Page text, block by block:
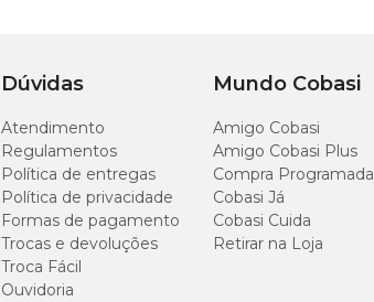
Tradicional
Indicada para maior controle durante o passeio
Dúvidas
Atendimento
Regulamentos
Política de entregas
Política de privacidade
Formas de pagamento
Trocas e devoluções
Troca Fácil
Ouvidoria
Mundo Cobasi
Amigo Cobasi
Amigo Cobasi Plus
Compra Programada
Cobasi Já
Cobasi Cuida
Retirar na Loja